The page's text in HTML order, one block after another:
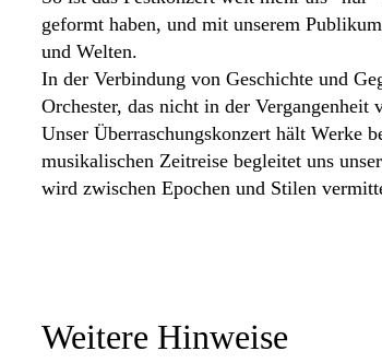
geformt haben, und mit unserem
und Welten.
In der Verbindung von Geschichte und
Orchester, das nicht in der
Unser Überraschungskonzert hält Werke
musikalischen Zeitreise begleitet uns
wird zwischen Epochen und Stilen
Weitere Hinweise